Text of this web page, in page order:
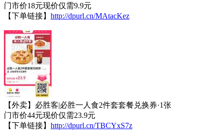
门市价18元现价仅需9.9元
【下单链接】 http://dpurl.cn/MAtacKez
【外卖】必胜客|必胜一人食2件套套餐兑换券·1张
门市价44元现价仅需23.9元
【下单链接】 http://dpurl.cn/TBCYxS7z